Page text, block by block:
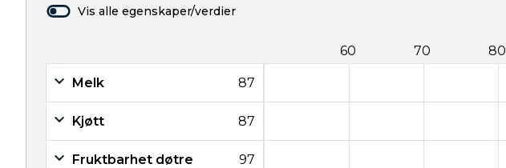
Vis alle egenskaper/verdier
60 70 80
Melk 87
Kjøtt 87
Fruktbarhet døtre 97